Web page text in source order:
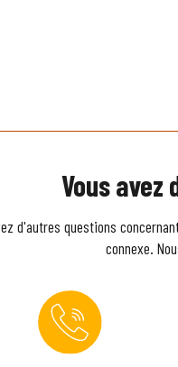
Vous avez
d'autres questions
connexe.